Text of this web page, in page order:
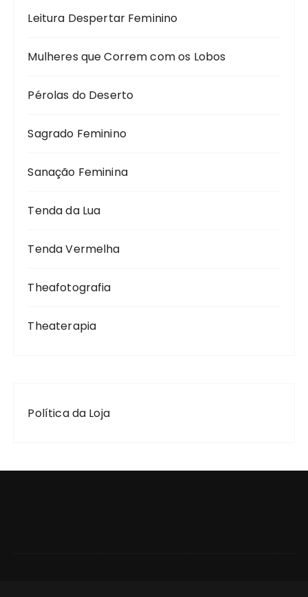
Leitura Despertar Feminino
Mulheres que Correm com os Lobos
Pérolas do Deserto
Sagrado Feminino
Sanação Feminina
Tenda da Lua
Tenda Vermelha
Theafotografia
Theaterapia
Política da Loja